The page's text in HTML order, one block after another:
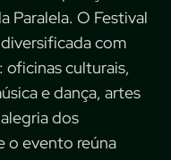
Paralela. O Festival
com
oficinas culturais,
e dança, artes
dos
o evento reúna